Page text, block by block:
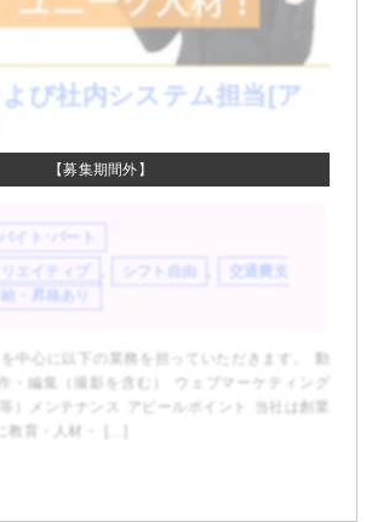
よび社内システム担当[ア
【募集期間外】
イト･パート
リエイティブ
シフト自由
交通費支
給・昇格あり
中心に以下の業務を担っていただきます。 動
・編集（撮影を含む） ウェブマーケティング
）メンテナンス アピールポイント 当社は創業
教育・人材・ […]